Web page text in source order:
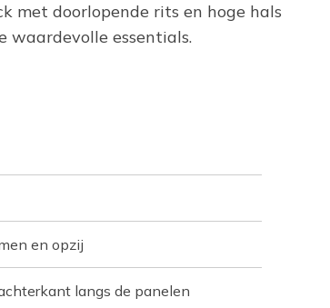
met doorlopende rits en hoge hals
waardevolle essentials.
en opzij
langs de panelen